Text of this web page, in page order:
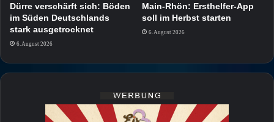
Dürre verschärft sich: Böden
im Süden Deutschlands
stark ausgetrocknet
6. August 2026
Main-Rhön: Ersthelfer-App
soll im Herbst starten
6. August 2026